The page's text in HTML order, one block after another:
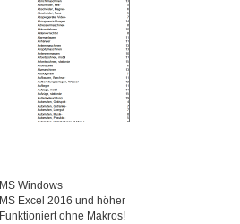
MS Windows
MS Excel 2016 und höher
Funktioniert ohne Makros!